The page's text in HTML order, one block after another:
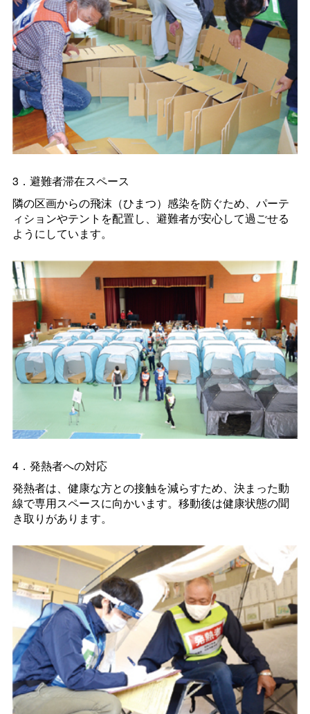
3．避難者滞在スペース
隣の区画からの飛沫（ひまつ）感染を防ぐため、パーテ
ィションやテントを配置し、避難者が安心して過ごせる
ようにしています。
4．発熱者への対応
発熱者は、健康な方との接触を減らすため、決まった動
線で専用スペースに向かいます。移動後は健康状態の聞
き取りがあります。